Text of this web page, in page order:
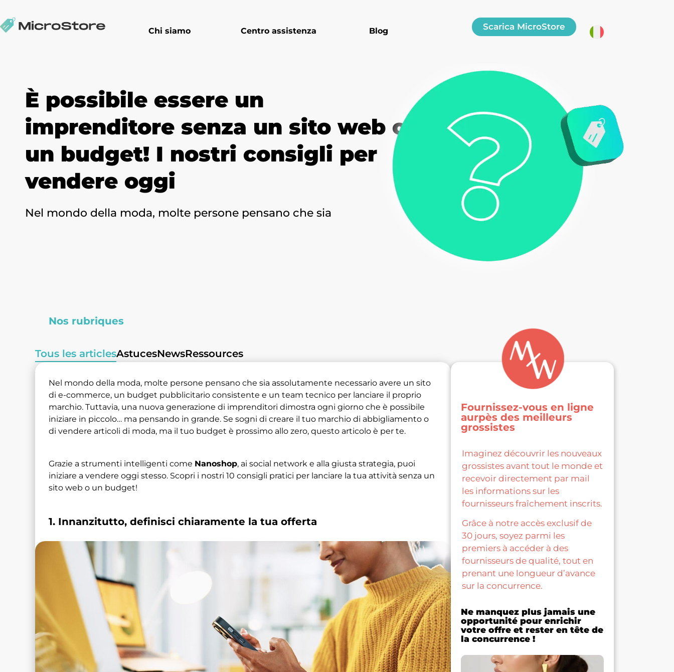
Chi siamo Centro assistenza Blog Scarica MicroStore
È possibile essere un
imprenditore senza un sito web o
un budget! I nostri consigli per
vendere oggi
Nel mondo della moda, molte persone pensano che sia
Nos rubriques
Tous les articlesAstucesNewsRessources
Nel mondo della moda, molte persone pensano che sia assolutamente necessario avere un sito
di e-commerce, un budget pubblicitario consistente e un team tecnico per lanciare il proprio
marchio. Tuttavia, una nuova generazione di imprenditori dimostra ogni giorno che è possibile
iniziare in piccolo… ma pensando in grande. Se sogni di creare il tuo marchio di abbigliamento o
di vendere articoli di moda, ma il tuo budget è prossimo allo zero, questo articolo è per te.
Grazie a strumenti intelligenti come Nanoshop, ai social network e alla giusta strategia, puoi
iniziare a vendere oggi stesso. Scopri i nostri 10 consigli pratici per lanciare la tua attività senza un
sito web o un budget!
1. Innanzitutto, definisci chiaramente la tua offerta
Fournissez-vous en ligne
aurpès des meilleurs
grossistes
Imaginez découvrir les nouveaux
grossistes avant tout le monde et
recevoir directement par mail
les informations sur les
fournisseurs fraîchement inscrits.
Grâce à notre accès exclusif de
30 jours, soyez parmi les
premiers à accéder à des
fournisseurs de qualité, tout en
prenant une longueur d’avance
sur la concurrence.
Ne manquez plus jamais une
opportunité pour enrichir
votre offre et rester en tête de
la concurrence !